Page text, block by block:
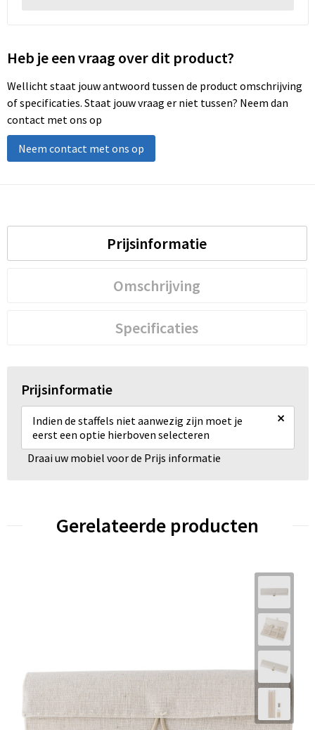
Heb je een vraag over dit product?
Wellicht staat jouw antwoord tussen de product omschrijving
of specificaties. Staat jouw vraag er niet tussen? Neem dan
contact met ons op
Neem contact met ons op
Prijsinformatie
Omschrijving
Specificaties
Prijsinformatie
Indien de staffels niet aanwezig zijn moet je
eerst een optie hierboven selecteren
×
Draai uw mobiel voor de Prijs informatie
Gerelateerde producten